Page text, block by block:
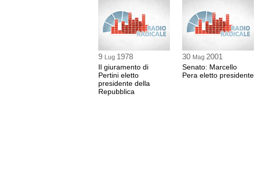
9 Lug 1978
Il giuramento di
Pertini eletto
presidente della
Repubblica
30 Mag 2001
Senato: Marcello
Pera eletto presidente